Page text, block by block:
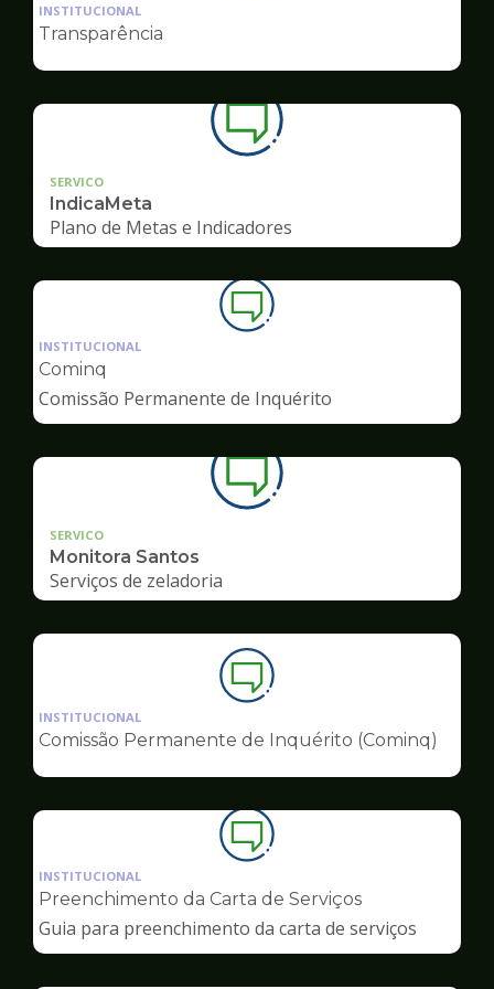
Ouvidoria
INSTITUCIONAL
Transparência
SERVICO
IndicaMeta
Plano de Metas e Indicadores
Ilustração
da
de
Ouvidoria
INSTITUCIONAL
Cominq
Comissão Permanente de Inquérito
SERVICO
Monitora Santos
Serviços de zeladoria
Ilustração
da
pagina
Ouvidoria
INSTITUCIONAL
Comissão Permanente de Inquérito (Cominq)
Ilustração
da
pagina
de
Ouvidoria
INSTITUCIONAL
Preenchimento da Carta de Serviços
Guia para preenchimento da carta de serviços